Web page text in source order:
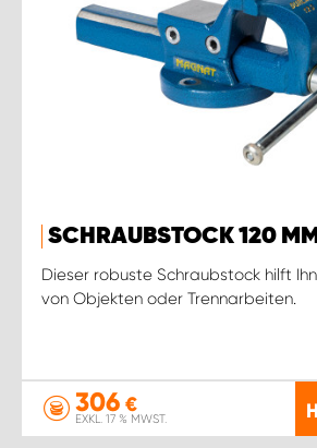
SCHRAUBSTOCK 120 MM
Dieser robuste Schraubstock hilft
von Objekten oder Trennarbeiten.
306 €
EXKL. 17 % MWST.